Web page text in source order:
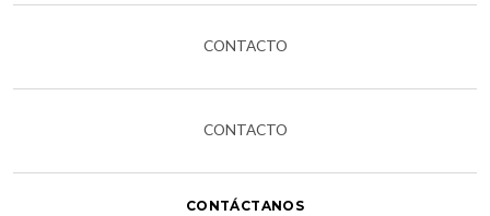
CONTACTO
CONTACTO
CONTÁCTANOS